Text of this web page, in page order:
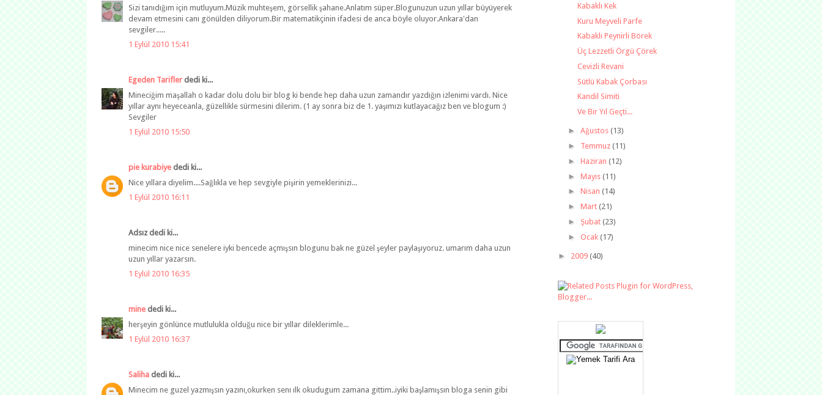
Sizi tanıdığım için mutluyum.Müzik muhteşem, görsellik şahane.Anlatım süper.Blogunuzun uzun yıllar büyüyerek
devam etmesini canı gönülden diliyorum.Bir matematikçinin ifadesi de anca böyle oluyor.Ankara'dan
sevgiler.....
1 Eylül 2010 15:41
Egeden Tarifler dedi ki...
Mineciğim maşallah o kadar dolu dolu bir blog ki bende hep daha uzun zamandır yazdığın izlenimi vardı. Nice
yıllar aynı heyeceanla, güzellikle sürmesini dilerim. (1 ay sonra biz de 1. yaşımızı kutlayacağız ben ve blogum :)
Sevgiler
1 Eylül 2010 15:50
pie kurabiye dedi ki...
Nice yıllara diyelim....Sağlıkla ve hep sevgiyle pişirin yemeklerinizi...
1 Eylül 2010 16:11
Adsız dedi ki...
minecim nice nice senelere iyki bencede açmışsın blogunu bak ne güzel şeyler paylaşıyoruz. umarım daha uzun
uzun yıllar yazarsın.
1 Eylül 2010 16:35
mine dedi ki...
herşeyin gönlünce mutlulukla olduğu nice bir yıllar dileklerimle...
1 Eylül 2010 16:37
Saliha dedi ki...
Minecim ne guzel yazmışsın yazını,okurken senı ılk okudugum zamana gittim..iyiki başlamışsın bloga senin gibi
Kabaklı Kek
Kuru Meyveli Parfe
Kabaklı Peynirli Börek
Üç Lezzetli Örgü Çörek
Cevizli Revani
Sütlü Kabak Çorbası
Kandil Simiti
Ve Bir Yıl Geçti...
► Ağustos (13)
► Temmuz (11)
► Haziran (12)
► Mayıs (11)
► Nisan (14)
► Mart (21)
► Şubat (23)
► Ocak (17)
► 2009 (40)